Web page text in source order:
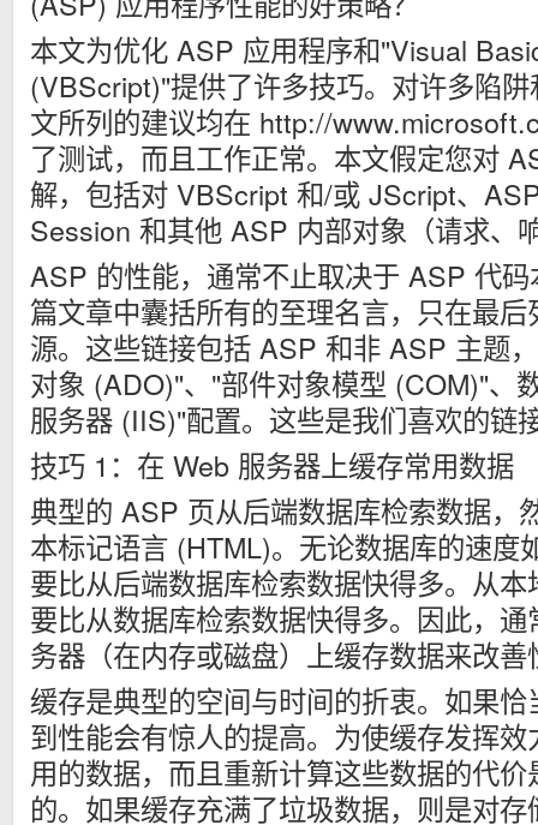
本文为优化 ASP 应用程序和"Visual
(VBScript)"提供了许多技巧。对许多陷
文所列的建议均在 http://
了测试，而且工作正常。本文假定您对
解，包括对 VBScript 和/或 JScript、
Session 和其他 ASP 内部对象（请求、
ASP 的性能，通常不止取决于 ASP 代
篇文章中囊括所有的至理名言，只在最
源。这些链接包括 ASP 和非 ASP 主题
对象 (ADO)"、"部件对象模型 (COM)"、
服务器 (IIS)"配置。这些是我们喜欢的链
技巧 1：在 Web 服务器上缓存常用数据
典型的 ASP 页从后端数据库检索数据，
本标记语言 (HTML)。无论数据库的速度
要比从后端数据库检索数据快得多。从
要比从数据库检索数据快得多。因此，
务器（在内存或磁盘）上缓存数据来改善
缓存是典型的空间与时间的折衷。如果
到性能会有惊人的提高。为使缓存发挥
用的数据，而且重新计算这些数据的代
的。如果缓存充满了垃圾数据，则是对